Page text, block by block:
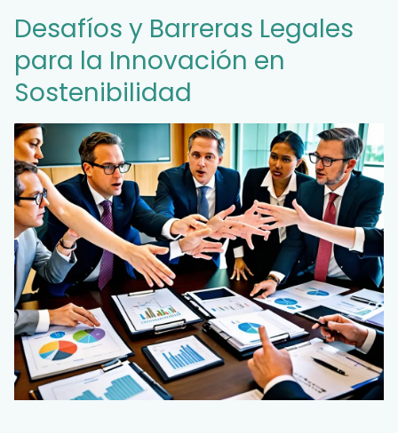
Desafíos y Barreras Legales
para la Innovación en
Sostenibilidad